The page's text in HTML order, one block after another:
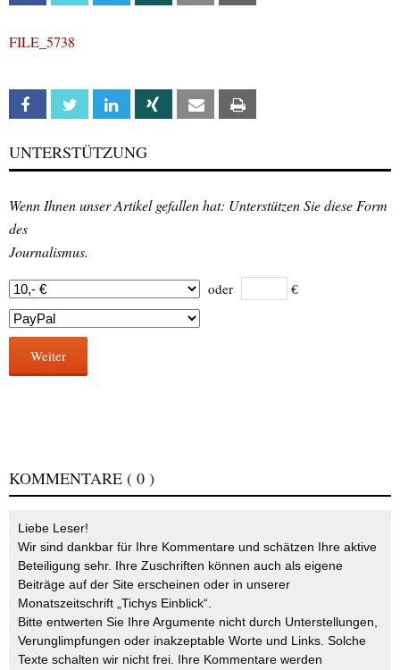
FILE_5738
Facebook Twitter Linkedin Xing Email
UNTERSTÜTZUNG
Wenn Ihnen unser Artikel gefallen hat: Unterstützen Sie diese Form
des
Journalismus.
oder €
Weiter
KOMMENTARE ( 0 )
Liebe Leser!
Wir sind dankbar für Ihre Kommentare und schätzen Ihre aktive
Beteiligung sehr. Ihre Zuschriften können auch als eigene
Beiträge auf der Site erscheinen oder in unserer
Monatszeitschrift „Tichys Einblick“.
Bitte entwerten Sie Ihre Argumente nicht durch Unterstellungen,
Verunglimpfungen oder inakzeptable Worte und Links. Solche
Texte schalten wir nicht frei. Ihre Kommentare werden